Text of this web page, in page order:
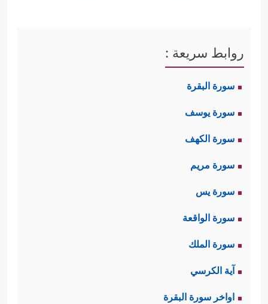
بِبَعۡضࣲ وَنَكۡفُرُ بِبَعۡضࣲ وَیُرِیدُونَ أَن یَتَّخِذُواْ بَیۡنَ ذَ ٰ⁠لِكَ
سَبِیلًا﴿١٥٠﴾ أُوْلَــٰۤىِٕكَ هُمُ ٱلۡكَـٰفِرُونَ حَقࣰّاۚ﴾
آمنوا بموسى وكفروا بمحمد واختلفوا
في عيسى
ثانيًا: عناد اليهود وتكبُّرهم على الحق
﴿یَسۡـَٔلُكَ أَهۡلُ ٱلۡكِتَـٰبِ أَن تُنَزِّلَ عَلَیۡهِمۡ كِتَـٰبࣰا مِّنَ
روابط سريعة :
سورة البقرة
سورة يوسف
سورة الكهف
سورة مريم
سورة يس
سورة الواقعة
سورة الملك
آية الكرسي
اواخر سورة البقرة